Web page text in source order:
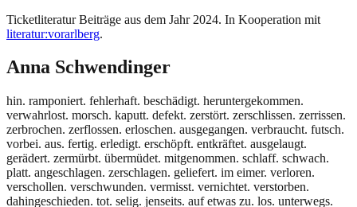
Ticketliteratur Beiträge aus dem Jahr 2024. In Kooperation mit
literatur:vorarlberg.
Anna Schwendinger
hin. ramponiert. fehlerhaft. beschädigt. heruntergekommen.
verwahrlost. morsch. kaputt. defekt. zerstört. zerschlissen. zerrissen.
zerbrochen. zerflossen. erloschen. ausgegangen. verbraucht. futsch.
vorbei. aus. fertig. erledigt. erschöpft. entkräftet. ausgelaugt.
gerädert. zermürbt. übermüdet. mitgenommen. schlaff. schwach.
platt. angeschlagen. zerschlagen. geliefert. im eimer. verloren.
verschollen. verschwunden. vermisst. vernichtet. verstorben.
dahingeschieden. tot. selig. jenseits. auf etwas zu. los. unterwegs.